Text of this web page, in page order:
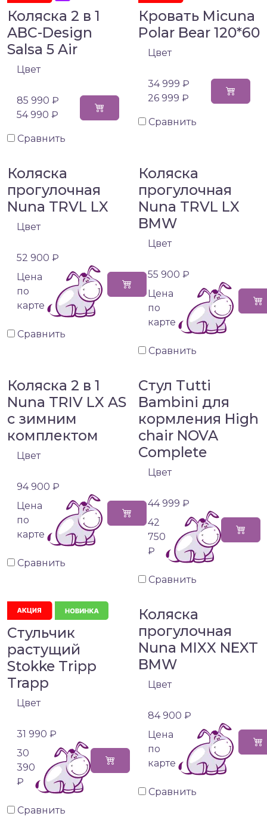
Коляска 2 в 1
ABC-Design
Salsa 5 Air
Цвет
85 990 ₽
54 990 ₽
Сравнить
Кровать Micuna
Polar Bear 120*60
Цвет
34 999 ₽
26 999 ₽
Сравнить
Коляска
прогулочная
Nuna TRVL LX
Цвет
52 900 ₽
Цена
по
карте
Сравнить
Коляска
прогулочная
Nuna TRVL LX
BMW
Цвет
55 900 ₽
Цена
по
карте
Сравнить
Коляска 2 в 1
Nuna TRIV LX AS
с зимним
комплектом
Цвет
94 900 ₽
Цена
по
карте
Сравнить
Стул Tutti
Bambini для
кормления High
chair NOVA
Complete
Цвет
44 999 ₽
42
750
₽
Сравнить
Стульчик
растущий
Stokke Tripp
Trapp
Цвет
31 990 ₽
30
390
₽
Сравнить
Коляска
прогулочная
Nuna MIXX NEXT
BMW
Цвет
84 900 ₽
Цена
по
карте
Сравнить